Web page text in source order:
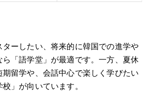
ーしたい、将来的に韓国での進学や
「語学堂」が最適です。一方、夏休
留学や、会話中心で楽しく学びたい
」が向いています。